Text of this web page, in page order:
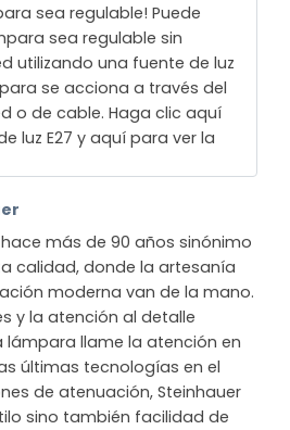
sea regulable! Puede
sea regulable sin
utilizando una fuente de luz
se acciona a través del
o de cable. Haga clic aquí
luz E27 y aquí para ver la
más de 90 años sinónimo
calidad, donde la artesanía
moderna van de la mano.
y la atención al detalle
llame la atención en
últimas tecnologías en el
de atenuación, Steinhauer
sino también facilidad de